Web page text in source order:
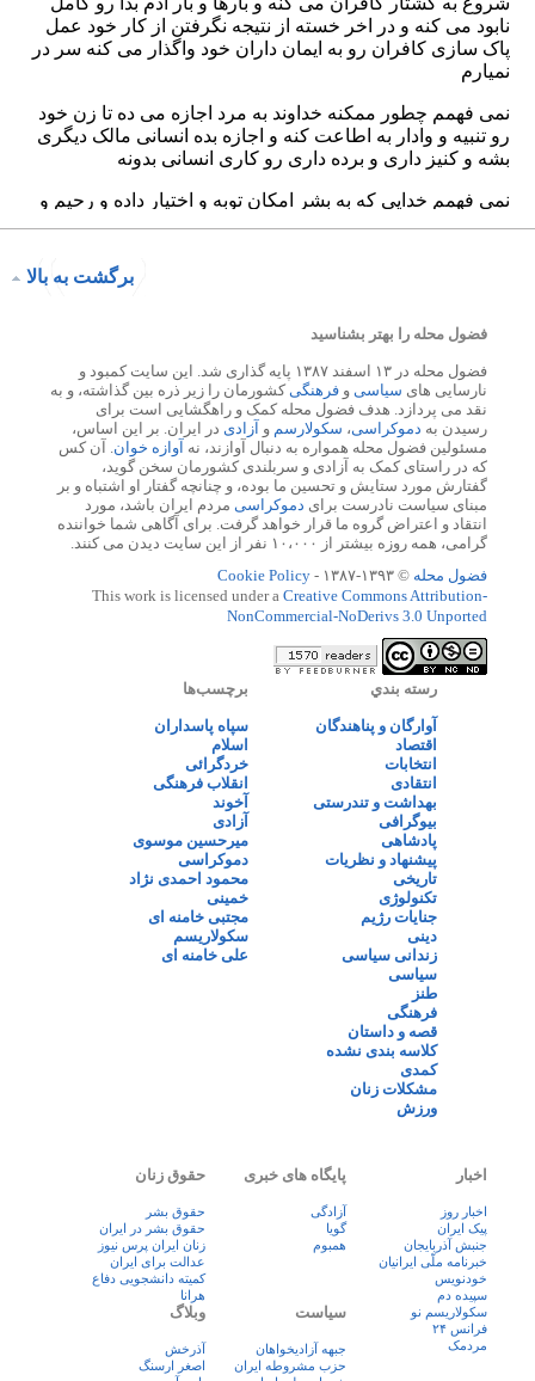
برگشت به بالا
فضول محله را بهتر بشناسید
فضول محله در ۱۳ اسفند ۱۳۸۷ پایه گذاری شد. این سایت کمبود و
نارسایی های سیاسی و فرهنگی کشورمان را زیر ذره بین گذاشته، و به
نقد می پردازد. هدف فضول محله کمک و راهگشایی است برای
رسیدن به دموکراسی، سکولارسم و آزادی در ایران. بر این اساس،
مسئولین فضول محله همواره به دنبال آوازند، نه آوازه خوان . آن کس
که در راستای کمک به آزادی و سربلندی کشورمان سخن گوید،
گفتارش مورد ستایش و تحسین ما بوده، و چنانچه گفتار او اشتباه و بر
مبنای سیاست نادرست برای دموکراسی مردم ایران باشد، مورد
انتقاد و اعتراض گروه ما قرار خواهد گرفت. برای آگاهی شما خواننده
گرامی، همه روزه بیشتر از ۱۰،۰۰۰ نفر از این سایت دیدن می کنند.
فضول محله © ۱۳۹۳-۱۳۸۷ -
Cookie Policy
This work is licensed under a Creative Commons Attribution-
NonCommercial-NoDerivs 3.0 Unported
رسته بندي
آوارگان و پناهندگان
اقتصاد
انتخابات
انتقادی
بهداشت و تندرستی
بیوگرافی
پادشاهی
پیشنهاد و نظریات
تاریخی
تکنولوژی
جنایات رژیم
دینی
زندانی سیاسی
سیاسی
طنز
فرهنگی
قصه و داستان
کلاسه بندی نشده
کمدی
مشکلات زنان
ورزش
برچسب‌ها
سپاه پاسداران
اسلام
خردگرائی
انقلاب فرهنگی
آخوند
آزادی
میرحسین موسوی
دموکراسی
محمود احمدی نژاد
خمینی
مجتبی خامنه ای
سکولاریسم
علی خامنه ای
اخبار
اخبار روز
پيک ايران
جنبش آذربایجان
خبرنامه ملّی ایرانیان
خودنویس
سپیده دم
سکولاریسم نو
فرانس ۲۴
مردمک
پایگاه های خبری
آزادگی
گویا
همبوم
حقوق زنان
حقوق بشر
حقوق بشر در ایران
زنان ايران پرس نيوز
عدالت برای ایران
کمیته دانشجویی دفاع
هرانا
سیاست
جبهه آزادیخواهان
حزب مشروطه ایران
وبلاگ
آذرخش
اصغر ارسنگ